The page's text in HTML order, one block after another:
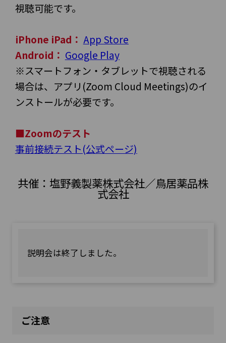
視聴可能です。
iPhone iPad： App Store
Android： Google Play
※スマートフォン・タブレットで視聴される
場合は、アプリ(Zoom Cloud Meetings)のイ
ンストールが必要です。
■Zoomのテスト
事前接続テスト(公式ページ)
共催：塩野義製薬株式会社／鳥居薬品株
式会社
説明会は終了しました。
ご注意